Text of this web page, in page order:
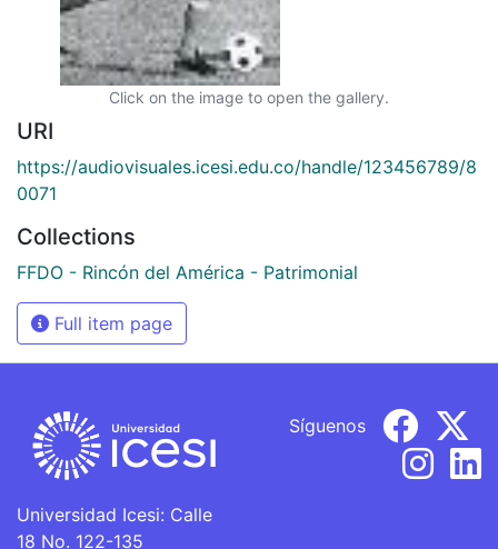
Click on the image to open the gallery.
URI
https://audiovisuales.icesi.edu.co/handle/123456789/8
0071
Collections
FFDO - Rincón del América - Patrimonial
Full item page
Universidad Icesi: Calle
18 No. 122-135
Síguenos